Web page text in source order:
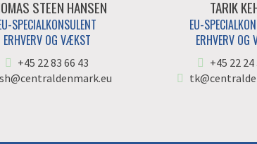
STEEN HANSEN
SPECIALKONSULENT
ERHVERV OG VÆKST
+45 22 83 66 43
TARIK
EU-
ERHVERV OG
+45 22 24